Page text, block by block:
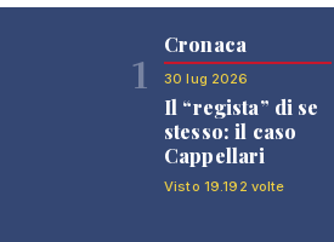
1
Cronaca
30 lug 2026
Il “regista” di se
stesso: il caso
Cappellari
Visto 19.192 volte